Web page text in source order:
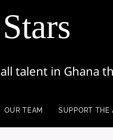
Stars
talent in Ghana
OUR TEAM SUPPORT THE